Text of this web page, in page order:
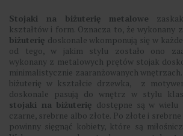
Stojaki na biżuterię metalowe
kształtów i form. Oznacza to, że wykonany
biżuterię doskonale wkomponują się w
od tego, w jakim stylu zostało ono
wykonany z metalowych prętów stojak
minimalistycznie zaaranżowanych
biżuterię w kształcie drzewka, z
doskonale pasują do wnętrz w stylu
stojaki na biżuterię dostępne są w wielu
czarne, srebrne albo złote. Po złote i
powinny sięgnąć kobiety, które są